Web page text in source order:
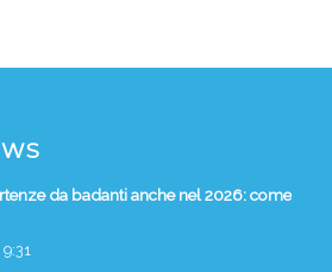
da badanti anche nel 2026: come